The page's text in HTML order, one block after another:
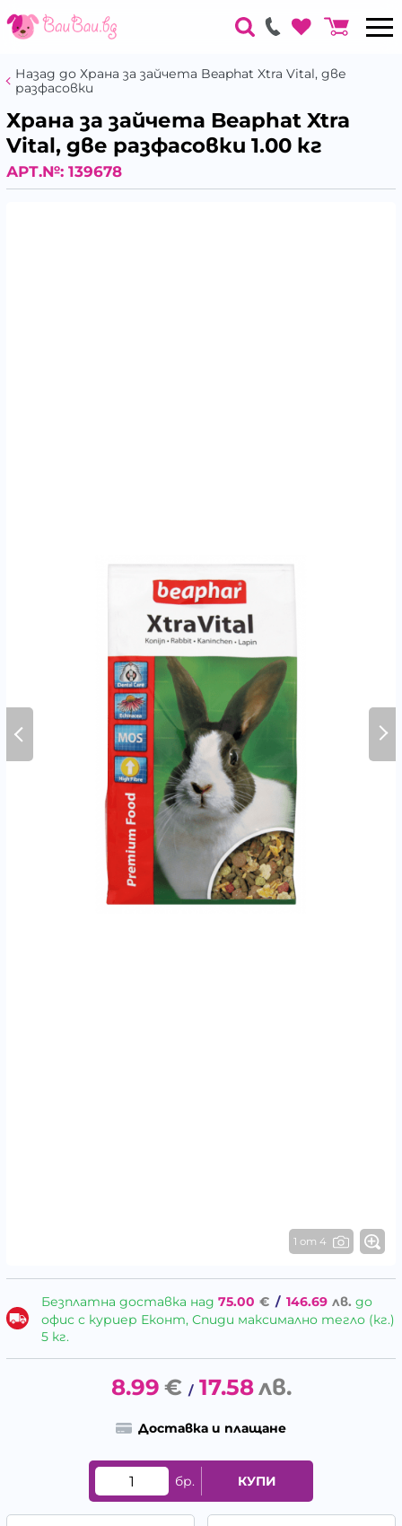
Назад до Храна за зайчета Beaphat Xtra Vital, две
разфасовки
Храна за зайчета Beaphat Xtra
Vital, две разфасовки 1.00 кг
АРТ.№: 139678
1 от 4
Безплатна доставка над 75.00 € / 146.69 лв. до
офис с куриер Еконт, Спиди максимално тегло (кг.)
5 кг.
8.99 € / 17.58лв.
Доставка и плащане
бр. КУПИ